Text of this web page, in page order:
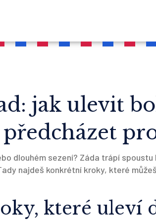
jak ulevit
dlouhém sezení? Záda trápí
najdeš konkrétní kroky, které
které uleví